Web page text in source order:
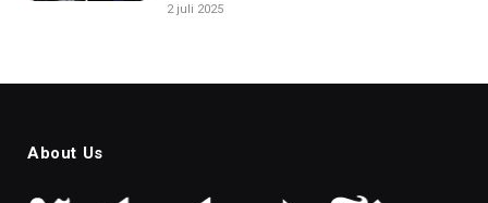
2 juli 2025
About Us